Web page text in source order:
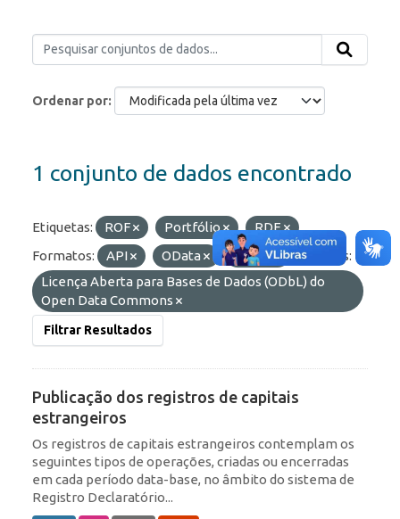
Ordenar por
1 conjunto de dados encontrado
Etiquetas: ROF Portfólio
RDE
Formatos:
API OData HTML
Licenças:
Licença Aberta para Bases de Dados (ODbL) do
Open Data Commons
Filtrar Resultados
Publicação dos registros de capitais
estrangeiros
Os registros de capitais estrangeiros contemplam os
seguintes tipos de operações, criadas ou encerradas
em cada período data-base, no âmbito do sistema de
Registro Declaratório...